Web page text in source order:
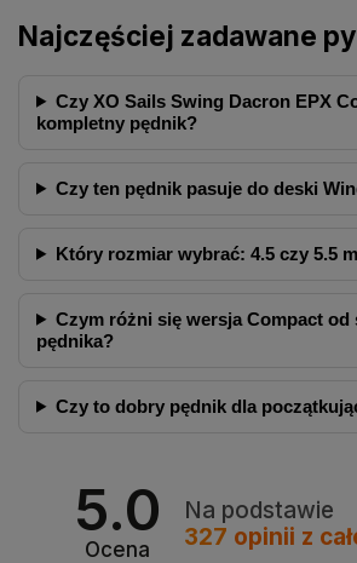
Najczęściej zadawane
Czy XO Sails Swing Dacron EPX
kompletny pędnik?
Czy ten pędnik pasuje do deski
Który rozmiar wybrać: 4.5 czy 5.5
Czym różni się wersja Compact od
pędnika?
Czy to dobry pędnik dla
5.0
Ocena
Na podstawie
327 opinii z